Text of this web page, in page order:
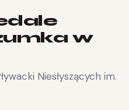
w
Niesłyszących im.